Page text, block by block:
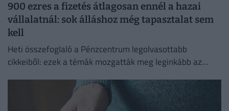
900 ezres a fizetés átlagosan ennél a hazai
vállalatnál: sok álláshoz még tapasztalat sem
kell
Heti összefoglaló a Pénzcentrum legolvasottabb
cikkeiből: ezek a témák mozgatták meg leginkább az